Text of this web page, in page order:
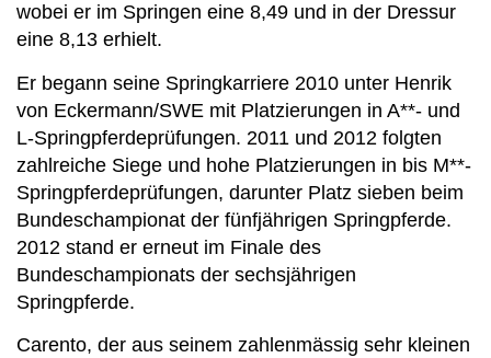
wobei er im Springen eine 8,49 und in der Dressur
eine 8,13 erhielt.
Er begann seine Springkarriere 2010 unter Henrik
von Eckermann/SWE mit Platzierungen in A**- und
L-Springpferdeprüfungen. 2011 und 2012 folgten
zahlreiche Siege und hohe Platzierungen in bis M**-
Springpferdeprüfungen, darunter Platz sieben beim
Bundeschampionat der fünfjährigen Springpferde.
2012 stand er erneut im Finale des
Bundeschampionats der sechsjährigen
Springpferde.
Carento, der aus seinem zahlenmässig sehr kleinen